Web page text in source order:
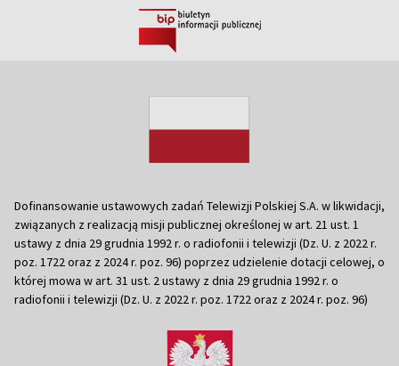
Dofinansowanie ustawowych zadań Telewizji Polskiej S.A. w likwidacji,
związanych z realizacją misji publicznej określonej w art. 21 ust. 1
ustawy z dnia 29 grudnia 1992 r. o radiofonii i telewizji (Dz. U. z 2022 r.
poz. 1722 oraz z 2024 r. poz. 96) poprzez udzielenie dotacji celowej, o
której mowa w art. 31 ust. 2 ustawy z dnia 29 grudnia 1992 r. o
radiofonii i telewizji (Dz. U. z 2022 r. poz. 1722 oraz z 2024 r. poz. 96)